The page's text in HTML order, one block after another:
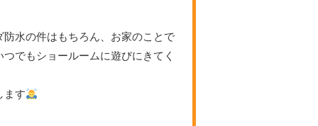
水の件はもちろん、お家のことで
でもショールームに遊びにきてく
ます